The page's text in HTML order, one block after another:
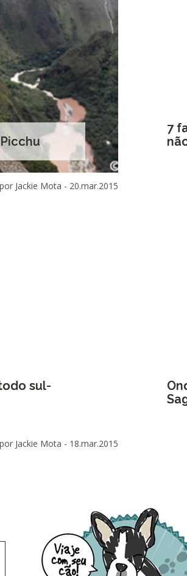
por Jackie Mota - 20.mar.2015
7
sul-
por Jackie Mota - 18.mar.2015